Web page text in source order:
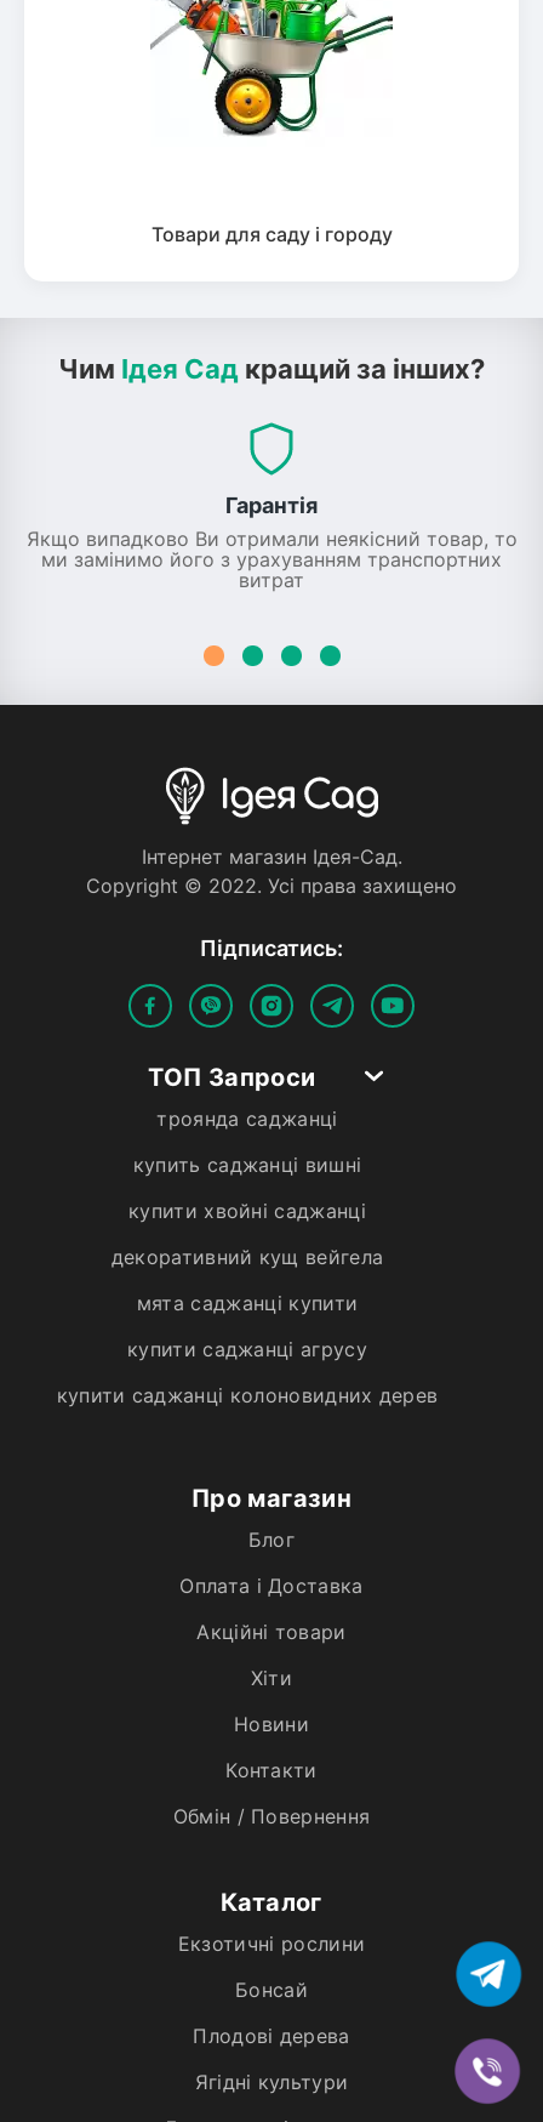
Товари для саду і городу
Чим Ідея Сад кращий за інших?
Гарантія
Якщо випадково Ви отримали неякісний товар, то
ми замінимо його з урахуванням транспортних
витрат
Iнтернет магазин Iдея-Сад.
Copyright © 2022. Усi права захищено
Пiдписатись:
ТОП Запроси
троянда саджанці
купить саджанці вишні
купити хвойні саджанці
декоративний кущ вейгела
мята саджанці купити
купити саджанці агрусу
купити саджанці колоновидних дерев
Про магазин
Блог
Оплата і Доставка
Акційні товари
Хiти
Новини
Контакти
Обмін / Повернення
Каталог
Екзотичні рослини
Бонсай
Плодові дерева
Ягідні культури